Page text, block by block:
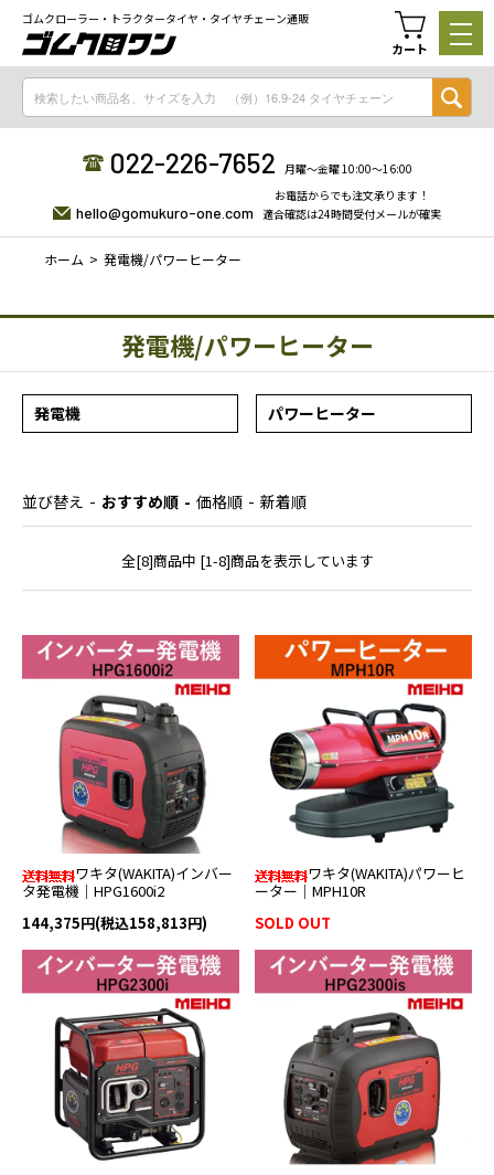
ゴムクローラー・トラクタータイヤ・タイヤチェーン通販
カート
022-226-7652 月曜〜金曜 10:00〜16:00
hello@gomukuro-one.com
お電話からでも注文承ります！
適合確認は24時間受付メールが確実
ホーム 発電機/パワーヒーター
発電機/パワーヒーター
発電機 パワーヒーター
並び替え おすすめ順 価格順 新着順
全[8]商品中 [1-8]商品を表示しています
ワキタ(WAKITA)インバー
タ発電機｜HPG1600i2
144,375円(税込158,813円)
ワキタ(WAKITA)パワーヒ
ーター｜MPH10R
SOLD OUT